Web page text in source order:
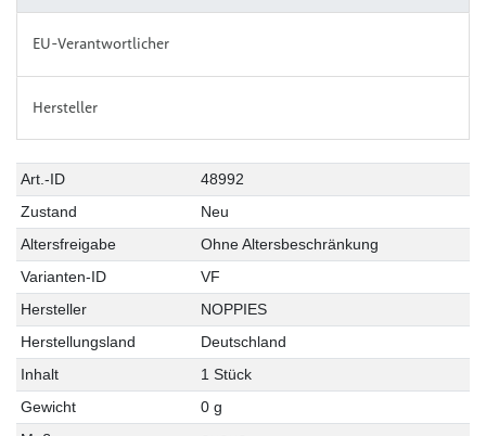
EU-Verantwortlicher
Hersteller
Art.-ID
48992
Zustand
Neu
Altersfreigabe
Ohne Altersbeschränkung
Varianten-ID
VF
Hersteller
NOPPIES
Herstellungsland
Deutschland
Inhalt
1 Stück
Gewicht
0 g